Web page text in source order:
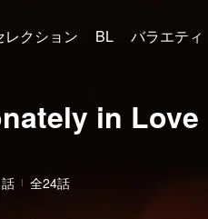
レクション BL バラエティ
in Love
話 全24話